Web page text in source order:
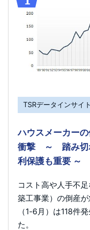
TSRデータインサイト
ハウスメーカー
衝撃 ～ 踏み切
利保護も重要 ～
コスト高や人手不
築工事業）の倒産
（1-6月）は118件
た。